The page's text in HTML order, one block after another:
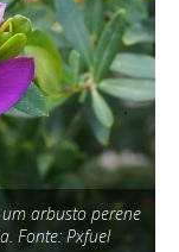
arbusto perene
Fonte: Pxfuel